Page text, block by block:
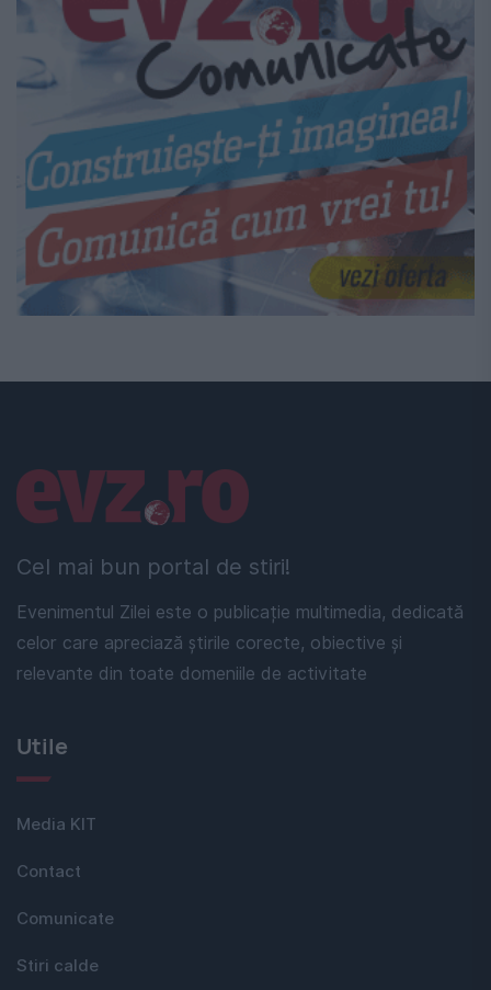
Cel mai bun portal de stiri!
Evenimentul Zilei este o publicație multimedia, dedicată
celor care apreciază știrile corecte, obiective și
relevante din toate domeniile de activitate
Linkuri utile
Utile
Media KIT
Contact
Comunicate
Stiri calde